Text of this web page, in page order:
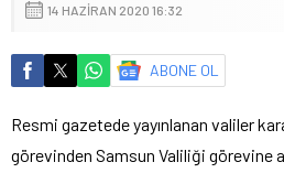
14 HAZIRAN 2020 16:32
ABONE OL
Resmi gazetede yayınlanan valiler
görevinden Samsun Valiliği görevine